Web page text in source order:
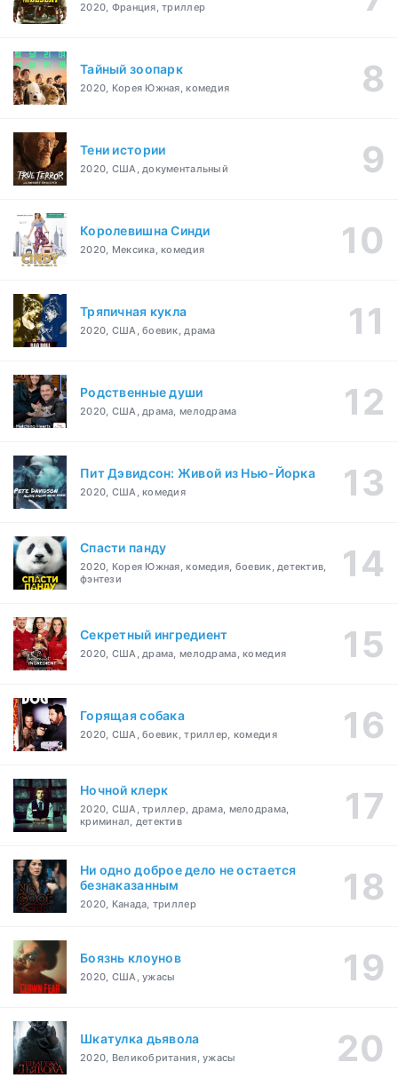
2020, Франция, триллер
Тайный зоопарк
2020, Корея Южная, комедия
Тени истории
2020, США, документальный
Королевишна Синди
2020, Мексика, комедия
Тряпичная кукла
2020, США, боевик, драма
Родственные души
2020, США, драма, мелодрама
Пит Дэвидсон: Живой из Нью-Йорка
2020, США, комедия
Спасти панду
2020, Корея Южная, комедия, боевик, детектив,
фэнтези
Секретный ингредиент
2020, США, драма, мелодрама, комедия
Горящая собака
2020, США, боевик, триллер, комедия
Ночной клерк
2020, США, триллер, драма, мелодрама,
криминал, детектив
Ни одно доброе дело не остается
безнаказанным
2020, Канада, триллер
Боязнь клоунов
2020, США, ужасы
Шкатулка дьявола
2020, Великобритания, ужасы